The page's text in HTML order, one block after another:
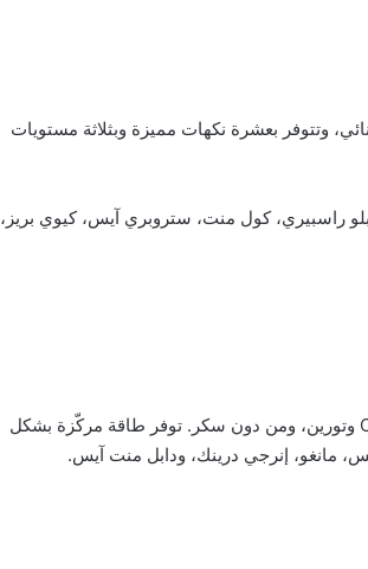
وتتوفر بعشرة نكهات مميزة وبثلاثة مستويات
راسبيري، كول منت، ستروبري آيس، كيوي بريز،
خالية من النيكوتين ومدعمة بالكافيين. تحتوي على فيتامين C وتورين، ومن دون سكر. توفر طاقة مركّزة بشكل
مانغو، إنرجي درينك، ودابل منت آيس.